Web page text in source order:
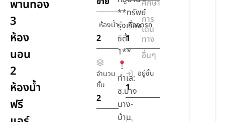
พานทอง
3
ห้อง
นอน
2
ห้องน้ำ
ฟรี
ห้องน้ำ
2
ที่จอดรถ
1
จำนวน
ชั้น
2
อยู่ชั้น
1
**ทรัพย์
รุ่งเรือง
ซิตี้
1**
ทำเล:
ซ.บาง
นาง-
บ้าน
ศึกษา
การ
เดิน
ทาง
อื่นๆ